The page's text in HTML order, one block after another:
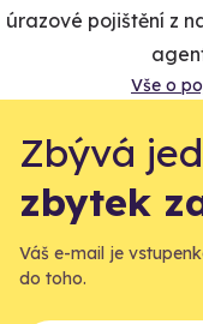
úrazové pojištění z
Vše o
Zbývá
zbytek
Váš e-mail je
do toho.